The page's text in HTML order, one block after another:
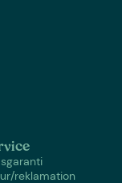
reklamation